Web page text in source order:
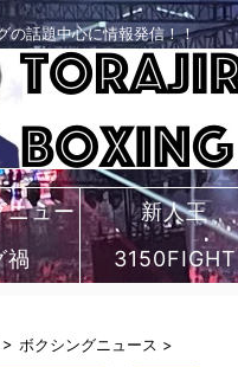
の話題中心に情報発信！！
ニュー
新人王
禍
3150FIGHT
> ボクシングニュース >